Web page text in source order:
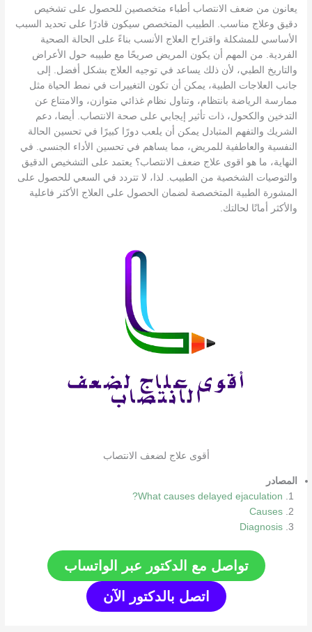
يعانون من ضعف الانتصاب أطباء متخصصين للحصول على تشخيص
دقيق وعلاج مناسب. الطبيب المتخصص سيكون قادرًا على تحديد السبب
الأساسي للمشكلة واقتراح العلاج الأنسب بناءً على الحالة الصحية
الفردية. من المهم أن يكون المريض صريحًا مع طبيبه حول الأعراض
والتاريخ الطبي، لأن ذلك يساعد في توجيه العلاج بشكل أفضل. إلى
جانب العلاجات الطبية، يمكن أن تكون التغييرات في نمط الحياة مثل
ممارسة الرياضة بانتظام، وتناول نظام غذائي متوازن، والامتناع عن
التدخين والكحول، ذات تأثير إيجابي على صحة الانتصاب. أيضا، دعم
الشريك والتفهم المتبادل يمكن أن يلعب دورًا كبيرًا في تحسين الحالة
النفسية والعاطفية للمريض، مما يساهم في تحسين الأداء الجنسي. في
النهاية، ما هو اقوى علاج ضعف الانتصاب؟ يعتمد على التشخيص الدقيق
والتوصيات الشخصية من الطبيب. لذا، لا تتردد في السعي للحصول على
المشورة الطبية المتخصصة لضمان الحصول على العلاج الأكثر فاعلية
والأكثر أمانًا لحالتك.
أقوى علاج لضعف الانتصاب
المصادر
What causes delayed ejaculation?
Causes
Diagnosis
تواصل مع الدكتور عبر الواتساب
اتصل بالدكتور الآن